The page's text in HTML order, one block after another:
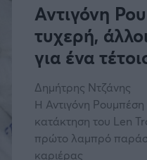
Αντιγόνη
τυχερή,
για ένα
Δημήτρης Ντζάνης
Η Αντιγόνη
κατάκτηση του Len
πρώτο λαμπρό
καριέρας